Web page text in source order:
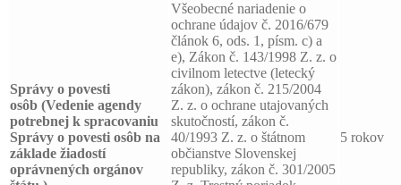
Správy o povesti
osôb (Vedenie agendy
potrebnej k spracovaniu
Správy o povesti osôb na
základe žiadostí
oprávnených orgánov
Všeobecné nariadenie o
ochrane údajov č. 2016/679
článok 6, ods. 1, písm. c) a
e), Zákon č. 143/1998 Z. z. o
civilnom letectve (letecký
zákon), zákon č. 215/2004
Z. z. o ochrane utajovaných
skutočností, zákon č.
40/1993 Z. z. o štátnom
občianstve Slovenskej
republiky, zákon č. 301/2005
5 rokov